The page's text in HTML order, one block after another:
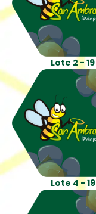
Lote 2 - 19
Lote 4 - 19